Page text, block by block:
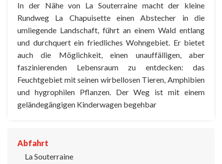
In der Nähe von La Souterraine macht der kleine
Rundweg La Chapuisette einen Abstecher in die
umliegende Landschaft, führt an einem Wald entlang
und durchquert ein friedliches Wohngebiet. Er bietet
auch die Möglichkeit, einen unauffälligen, aber
faszinierenden Lebensraum zu entdecken: das
Feuchtgebiet mit seinen wirbellosen Tieren, Amphibien
und hygrophilen Pflanzen. Der Weg ist mit einem
geländegängigen Kinderwagen begehbar
Abfahrt
La Souterraine